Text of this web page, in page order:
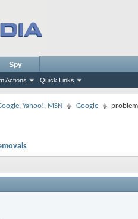
Actions Quick Links
Spy
Yahoo!, MSN Google